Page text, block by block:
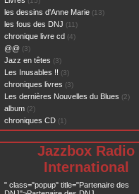
les dessins d'Anne Marie (13)
les fous des DNJ (11)
chronique livre cd (4)
@@ (3)
Jazz en têtes (3)
Les Inusables !! (3)
chroniques livres (3)
Les dernières Nouvelles du Blues (2)
album (2)
chroniques CD (1)
Jazzbox Radio
International
" class="popup" title="Partenaire des